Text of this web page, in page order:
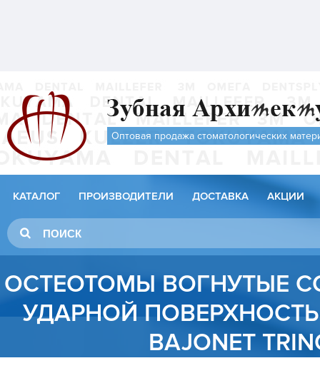
Оптовая продажа стоматологических
КАТАЛОГ ПРОИЗВОДИТЕЛИ ДОСТАВКА АКЦИИ
ОСТЕОТОМЫ ВОГНУТЫЕ
УДАРНОЙ
BAJONET